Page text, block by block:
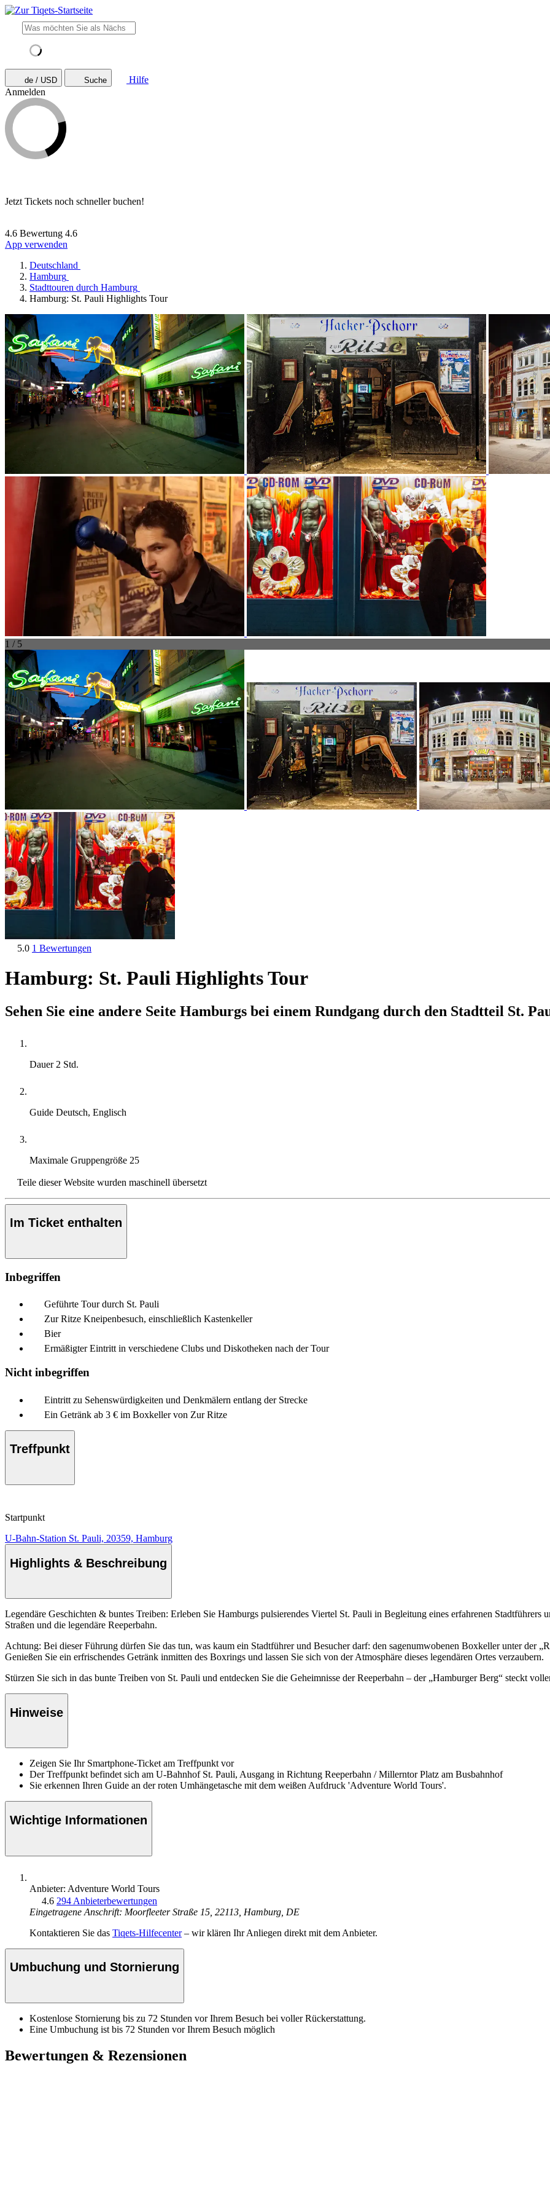
de / USD Suche
Hilfe
Anmelden
Jetzt Tickets noch schneller buchen!
4.6 Bewertung 4.6
App verwenden
Deutschland
Hamburg
Stadttouren durch Hamburg
Hamburg: St. Pauli Highlights Tour
1 / 5
5.0 1 Bewertungen
Hamburg: St. Pauli Highlights Tour
Sehen Sie eine andere Seite Hamburgs bei einem Rundgang durch den Stadtteil St.
Dauer 2 Std.
Guide Deutsch, Englisch
Maximale Gruppengröße 25
Teile dieser Website wurden maschinell übersetzt
Im Ticket enthalten
Inbegriffen
Geführte Tour durch St. Pauli
Zur Ritze Kneipenbesuch, einschließlich Kastenkeller
Bier
Ermäßigter Eintritt in verschiedene Clubs und Diskotheken nach der Tour
Nicht inbegriffen
Eintritt zu Sehenswürdigkeiten und Denkmälern entlang der Strecke
Ein Getränk ab 3 € im Boxkeller von Zur Ritze
Treffpunkt
Startpunkt
U-Bahn-Station St. Pauli, 20359, Hamburg
Highlights & Beschreibung
Legendäre Geschichten & buntes Treiben: Erleben Sie Hamburgs pulsierendes Viertel St. Pauli in Begleitung eines erfahrenen Stadtführers
Straßen und die legendäre Reeperbahn.
Achtung: Bei dieser Führung dürfen Sie das tun, was kaum ein Stadtführer und Besucher darf: den sagenumwobenen Boxkeller unter der
Genießen Sie ein erfrischendes Getränk inmitten des Boxrings und lassen Sie sich von der Atmosphäre dieses legendären Ortes verzaubern.
Stürzen Sie sich in das bunte Treiben von St. Pauli und entdecken Sie die Geheimnisse der Reeperbahn – der „Hamburger Berg“ steckt
Hinweise
Zeigen Sie Ihr Smartphone-Ticket am Treffpunkt vor
Der Treffpunkt befindet sich am U-Bahnhof St. Pauli, Ausgang in Richtung Reeperbahn / Millerntor Platz am Busbahnhof
Sie erkennen Ihren Guide an der roten Umhängetasche mit dem weißen Aufdruck 'Adventure World Tours'.
Wichtige Informationen
Anbieter: Adventure World Tours
4.6 294 Anbieterbewertungen
Eingetragene Anschrift: Moorfleeter Straße 15, 22113, Hamburg, DE
Kontaktieren Sie das Tiqets-Hilfecenter– wir klären Ihr Anliegen direkt mit dem Anbieter.
Umbuchung und Stornierung
Kostenlose Stornierung bis zu 72 Stunden vor Ihrem Besuch bei voller Rückerstattung.
Eine Umbuchung ist bis 72 Stunden vor Ihrem Besuch möglich
Bewertungen & Rezensionen